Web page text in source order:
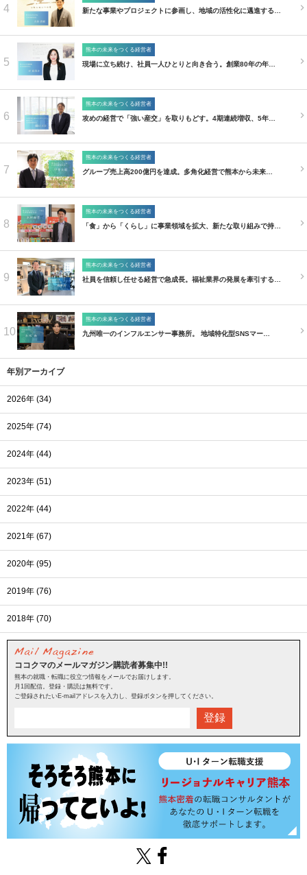
4 新たな事業やプロジェクトに参画し、地域の活性化に邁進する…
5
熊本の未来をつくる経営者
現場に立ち続け、社員一人ひとりと向き合う。創業80年の年…
6
熊本の未来をつくる経営者
攻めの経営で「強い産交」を取りもどす。4期連続増収、5年…
7
熊本の未来をつくる経営者
グループ売上高200億円を達成。多角化経営で熊本から未来…
8
熊本の未来をつくる経営者
「食」から「くらし」に事業領域を拡大、新たな取り組みで持…
9
熊本の未来をつくる経営者
社員を信頼し任せる経営で急成長。福祉業界の発展を牽引する…
10
熊本の未来をつくる経営者
九州唯一のインフルエンサー事務所。 地域特化型SNSマー…
年別アーカイブ
2026年 (34)
2025年 (74)
2024年 (44)
2023年 (51)
2022年 (44)
2021年 (67)
2020年 (95)
2019年 (76)
2018年 (70)
ココクマのメールマガジン購読者募集中!!
熊本の就職・転職に役立つ情報をメールでお届けします。
月1回配信。登録・購読は無料です。
ご登録されたいE-mailアドレスを入力し、登録ボタンを押してください。
登録